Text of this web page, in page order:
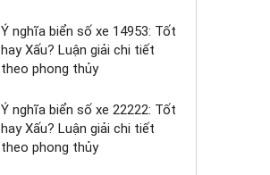
Ý nghĩa biển số xe 14953: Tốt
hay Xấu? Luận giải chi tiết
theo phong thủy
Ý nghĩa biển số xe 22222: Tốt
hay Xấu? Luận giải chi tiết
theo phong thủy